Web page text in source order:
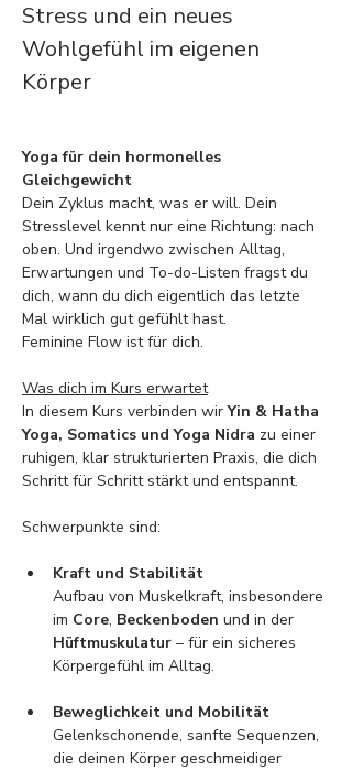
Stress und ein neues
Wohlgefühl im eigenen
Körper
Yoga für dein hormonelles
Gleichgewicht
Dein Zyklus macht, was er will. Dein
Stresslevel kennt nur eine Richtung: nach
oben. Und irgendwo zwischen Alltag,
Erwartungen und To-do-Listen fragst du
dich, wann du dich eigentlich das letzte
Mal wirklich gut gefühlt hast.
Feminine Flow ist für dich.
Was dich im Kurs erwartet
In diesem Kurs verbinden wir Yin & Hatha
Yoga, Somatics und Yoga Nidra zu einer
ruhigen, klar strukturierten Praxis, die dich
Schritt für Schritt stärkt und entspannt.
Schwerpunkte sind:
Kraft und Stabilität
Aufbau von Muskelkraft, insbesondere
im Core, Beckenboden und in der
Hüftmuskulatur – für ein sicheres
Körpergefühl im Alltag.
Beweglichkeit und Mobilität
Gelenkschonende, sanfte Sequenzen,
die deinen Körper geschmeidiger